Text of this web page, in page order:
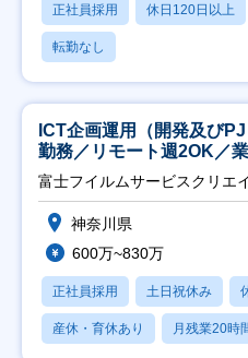
正社員採用 休日120日以上
転勤なし
ICT企画運用（開発及び
勤務／リモート週2OK／
富士フイルムサービスクリエ
神奈川県
600万~830万
正社員採用 土日祝休み
産休・育休あり 月残業20時